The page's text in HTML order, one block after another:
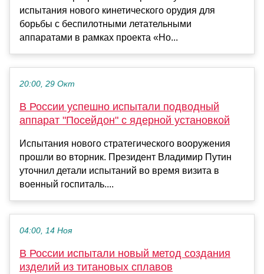
испытания нового кинетического орудия для
борьбы с беспилотными летательными
аппаратами в рамках проекта «Но...
20:00, 29 Окт
В России успешно испытали подводный
аппарат "Посейдон" с ядерной установкой
Испытания нового стратегического вооружения
прошли во вторник. Президент Владимир Путин
уточнил детали испытаний во время визита в
военный госпиталь....
04:00, 14 Ноя
В России испытали новый метод создания
изделий из титановых сплавов